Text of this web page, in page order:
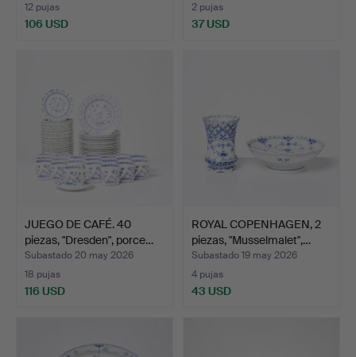
12 pujas
106 USD
2 pujas
37 USD
JUEGO DE CAFÉ. 40
piezas, "Dresden", porce…
Subastado 20 may 2026
18 pujas
116 USD
ROYAL COPENHAGEN, 2
piezas, "Musselmalet",…
Subastado 19 may 2026
4 pujas
43 USD